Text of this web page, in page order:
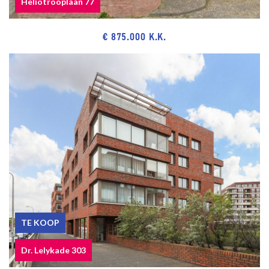
Central heating system, brand Nefit.
The condition of the bathroom and the kitchen is good.
The condition of the interior as well as the exterior is good.
The apartment has wooden window frames with double glazing.
Listed as a nationally building within the meaning of the Heritage
Act.(rijksbeschermd stadsgezicht)
Seller has the apartment itself never actually used, therefore the
non-occupancy clause applies.
The buyer is free in his choice of notary, but in the Haaglanden
The lead-/asbestos and age clauses will be applied.
Built in 1971.
Living surface approx. 140 m².
The volume of the apartment approx. 455 m³.
NVM model deed applicable.
NEAR
€ 875.000 K.K.
TE KOOP
Dr. Lelykade 303